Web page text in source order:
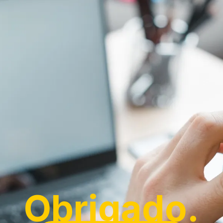
Obrigado.